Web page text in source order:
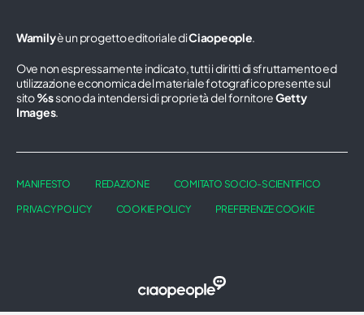
Wamilyè un progetto editoriale diCiaopeople.
Ove non espressamente indicato, tutti i diritti di sfruttamento ed
utilizzazione economica del materiale fotografico presente sul
sito%ssono da intendersi di proprietà del fornitoreGetty
Images.
MANIFESTO REDAZIONE COMITATO SOCIO-SCIENTIFICO
PRIVACY POLICY COOKIE POLICY PREFERENZE COOKIE